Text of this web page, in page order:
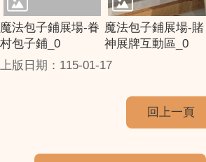
魔法包子鋪展場-眷
村包子鋪_0
魔法包子鋪展場-賭
神展牌互動區_0
上版日期：115-01-17
回上一頁